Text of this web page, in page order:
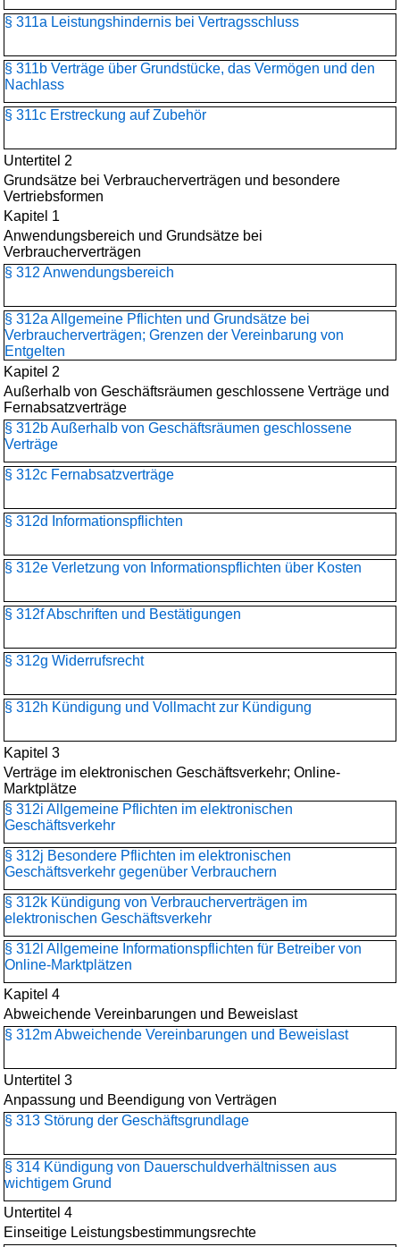
§ 311a Leistungshindernis bei Vertragsschluss
§ 311b Verträge über Grundstücke, das Vermögen und den
Nachlass
§ 311c Erstreckung auf Zubehör
Untertitel 2
Grundsätze bei Verbraucherverträgen und besondere
Vertriebsformen
Kapitel 1
Anwendungsbereich und Grundsätze bei
Verbraucherverträgen
§ 312 Anwendungsbereich
§ 312a Allgemeine Pflichten und Grundsätze bei
Verbraucherverträgen; Grenzen der Vereinbarung von
Entgelten
Kapitel 2
Außerhalb von Geschäftsräumen geschlossene Verträge und
Fernabsatzverträge
§ 312b Außerhalb von Geschäftsräumen geschlossene
Verträge
§ 312c Fernabsatzverträge
§ 312d Informationspflichten
§ 312e Verletzung von Informationspflichten über Kosten
§ 312f Abschriften und Bestätigungen
§ 312g Widerrufsrecht
§ 312h Kündigung und Vollmacht zur Kündigung
Kapitel 3
Verträge im elektronischen Geschäftsverkehr; Online-
Marktplätze
§ 312i Allgemeine Pflichten im elektronischen
Geschäftsverkehr
§ 312j Besondere Pflichten im elektronischen
Geschäftsverkehr gegenüber Verbrauchern
§ 312k Kündigung von Verbraucherverträgen im
elektronischen Geschäftsverkehr
§ 312l Allgemeine Informationspflichten für Betreiber von
Online-Marktplätzen
Kapitel 4
Abweichende Vereinbarungen und Beweislast
§ 312m Abweichende Vereinbarungen und Beweislast
Untertitel 3
Anpassung und Beendigung von Verträgen
§ 313 Störung der Geschäftsgrundlage
§ 314 Kündigung von Dauerschuldverhältnissen aus
wichtigem Grund
Untertitel 4
Einseitige Leistungsbestimmungsrechte